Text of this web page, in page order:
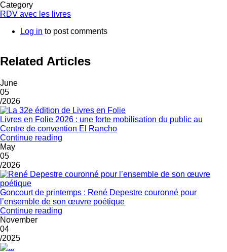
Category
RDV avec les livres
Log in to post comments
Related Articles
June
05
/2026
Livres en Folie 2026 : une forte mobilisation du public au
Centre de convention El Rancho
Continue reading
May
05
/2026
Goncourt de printemps : René Depestre couronné pour
l’ensemble de son œuvre poétique
Continue reading
November
04
/2025